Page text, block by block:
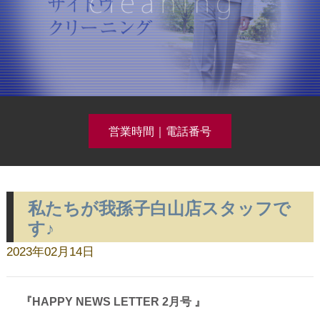
お問い合わせ
クリーニング事例集公開中！
営業時間｜電話番号
私たちが我孫子白山店スタッフで
す♪
2023年02月14日
『HAPPY NEWS LETTER 2月号 』